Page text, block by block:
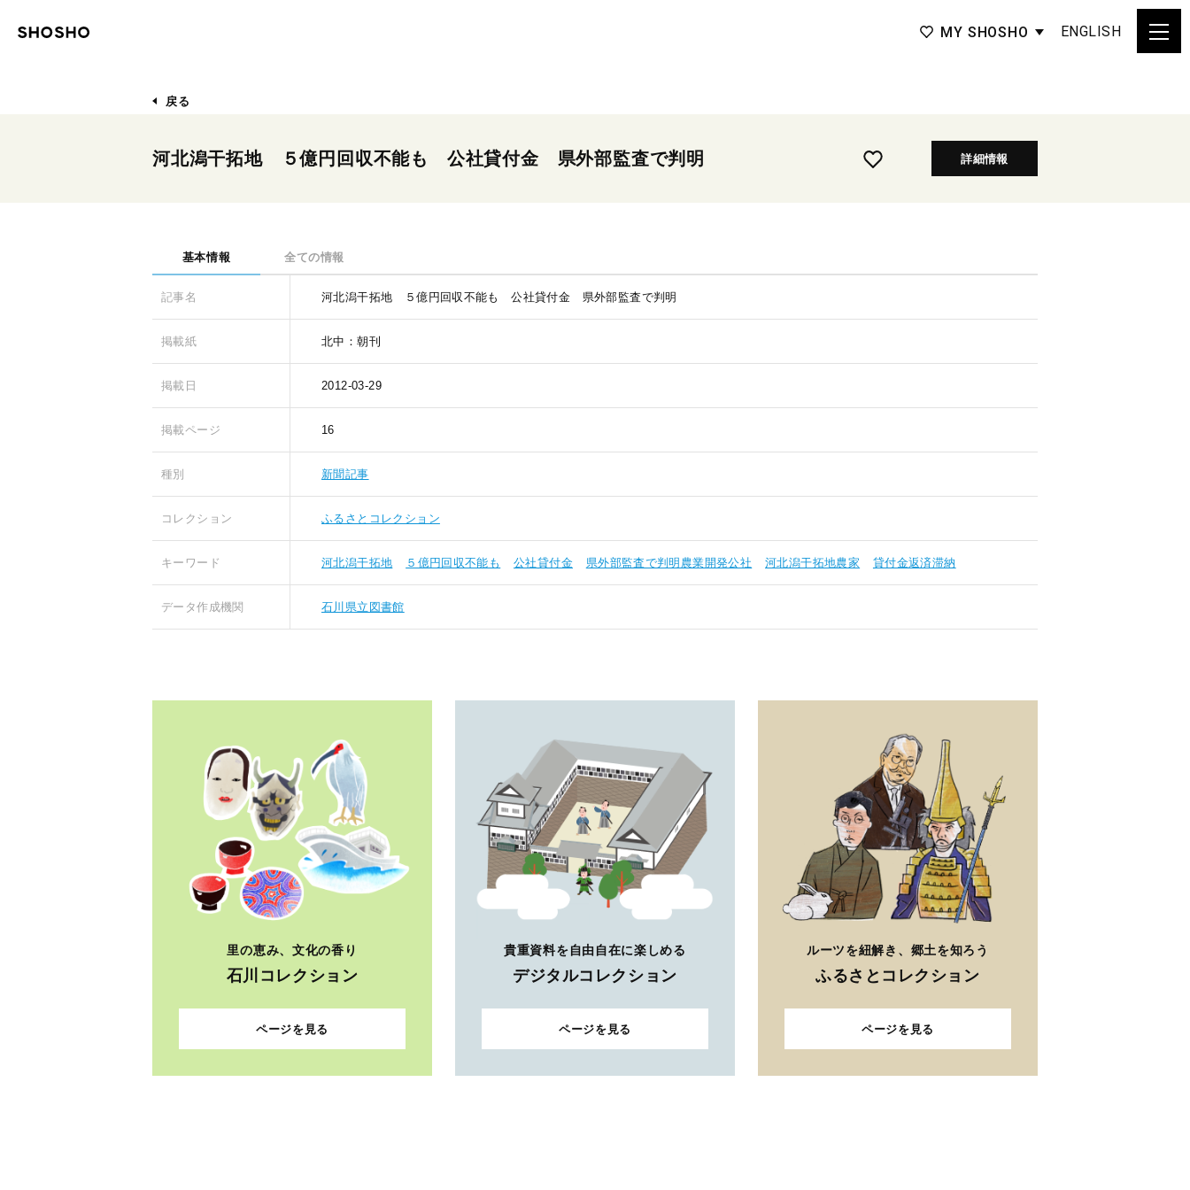
MY SHOSHO ENGLISH
戻る
河北潟干拓地 ５億円回収不能も 公社貸付金 県外部監査で判明 詳細情報
基本情報 全ての情報
記事名 河北潟干拓地 ５億円回収不能も 公社貸付金 県外部監査で判明
掲載紙 北中：朝刊
掲載日 2012-03-29
掲載ページ 16
種別 新聞記事
コレクション ふるさとコレクション
キーワード 河北潟干拓地 ５億円回収不能も 公社貸付金 県外部監査で判明農業開発公社 河北潟干拓地農家 貸付金返済滞納
データ作成機関 石川県立図書館
里の恵み、文化の香り
石川コレクション
ページを見る
貴重資料を自由自在に楽しめる
デジタルコレクション
ページを見る
ルーツを紐解き、郷土を知ろう
ふるさとコレクション
ページを見る